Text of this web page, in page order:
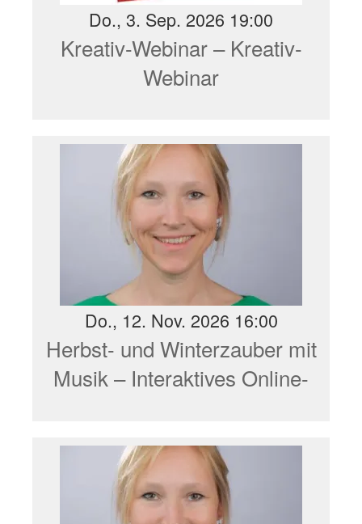
Do., 3. Sep. 2026 19:00
Kreativ-Webinar – Kreativ-
Webinar
Do., 12. Nov. 2026 16:00
Herbst- und Winterzauber mit
Musik – Interaktives Online-